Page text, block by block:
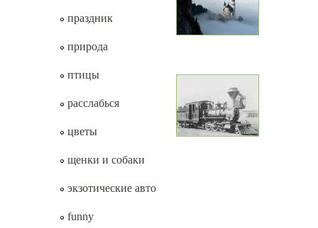
праздник
природа
птицы
расслабься
цветы
щенки и собаки
экзотические авто
funny